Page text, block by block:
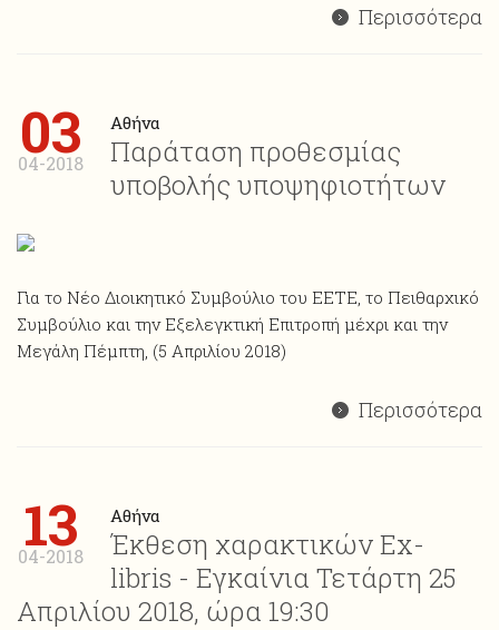
Περισσότερα
03
04-2018
Αθήνα
Παράταση προθεσμίας
υποβολής υποψηφιοτήτων
Για το Νέο Διοικητικό Συμβούλιο του ΕΕΤΕ, το Πειθαρχικό
Συμβούλιο και την Εξελεγκτική Επιτροπή μέχρι και την
Μεγάλη Πέμπτη, (5 Απριλίου 2018)
Περισσότερα
13
04-2018
Αθήνα
Έκθεση χαρακτικών Ex-
libris - Εγκαίνια Τετάρτη 25
Απριλίου 2018, ώρα 19:30